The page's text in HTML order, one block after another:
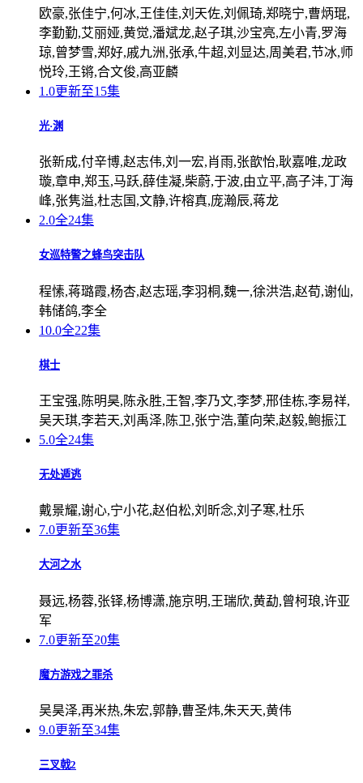
欧豪,张佳宁,何冰,王佳佳,刘天佐,刘佩琦,郑晓宁,曹炳琨,
李勤勤,艾丽娅,黄觉,潘斌龙,赵子琪,沙宝亮,左小青,罗海
琼,曾梦雪,郑好,戚九洲,张承,牛超,刘显达,周美君,节冰,师
悦玲,王锵,合文俊,高亚麟
1.0更新至15集
光·渊
张新成,付辛博,赵志伟,刘一宏,肖雨,张歆怡,耿嘉唯,龙政
璇,章申,郑玉,马跃,薛佳凝,柴蔚,于波,由立平,高子沣,丁海
峰,张隽溢,杜志国,文静,许榕真,庞瀚辰,蒋龙
2.0全24集
女巡特警之蜂鸟突击队
程愫,蒋璐霞,杨杏,赵志瑶,李羽桐,魏一,徐洪浩,赵荀,谢仙,
韩储鸽,李全
10.0全22集
棋士
王宝强,陈明昊,陈永胜,王智,李乃文,李梦,邢佳栋,李易祥,
吴天琪,李若天,刘禹泽,陈卫,张宁浩,董向荣,赵毅,鲍振江
5.0全24集
无处遁逃
戴景耀,谢心,宁小花,赵伯松,刘昕念,刘子寒,杜乐
7.0更新至36集
大河之水
聂远,杨蓉,张铎,杨博潇,施京明,王瑞欣,黄勐,曾柯琅,许亚
军
7.0更新至20集
魔方游戏之罪杀
吴昊泽,再米热,朱宏,郭静,曹圣炜,朱天天,黄伟
9.0更新至34集
三叉戟2